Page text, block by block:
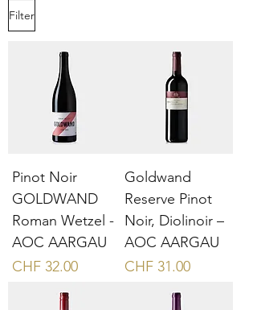
Filter
Pinot Noir
GOLDWAND
Roman Wetzel -
AOC AARGAU
Preis
CHF 32.00
Goldwand
Reserve Pinot
Noir, Diolinoir –
AOC AARGAU
Preis
CHF 31.00